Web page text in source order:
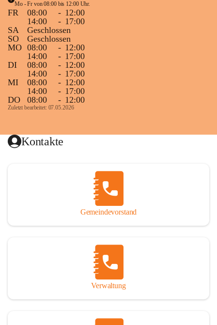
Mo - Fr von 08:00 bis 12:00 Uhr.
FR 08:00 - 12:00
14:00
- 17:00
SA
Geschlossen
SO
Geschlossen
MO 08:00 - 12:00
14:00
- 17:00
DI
08:00 - 12:00
14:00
- 17:00
MI
08:00 - 12:00
14:00
- 17:00
DO
08:00 - 12:00
Zuletzt bearbeitet: 07.05.2026
Kontakte
Gemeindevorstand
Verwaltung